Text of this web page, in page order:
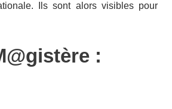
Ils sont alors visibles pour
: